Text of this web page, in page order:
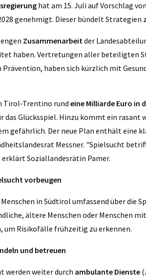
hat am 15. Juli auf Vorschlag
genehmigt. Dieser bündelt Strategien
Zusammenarbeitder
haben. Vertretungen aller beteiligten
Prävention, haben sich kürzlich mit
Tirol-Trentino rund eine Milliarde Euro in
das Glücksspiel. Hinzu kommt ein rasant
gefährlich. Der neue Plan enthält eine
Messner. "Spielsucht
Soziallandesrätin Pamer.
vorbeugen
in Südtirol umfassend über die
ältere Menschen oder Menschen
um Risikofälle frühzeitig zu erkennen.
und betreuen
werden weiter durch ambulante Dienste